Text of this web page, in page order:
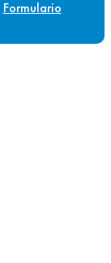
Formulario.